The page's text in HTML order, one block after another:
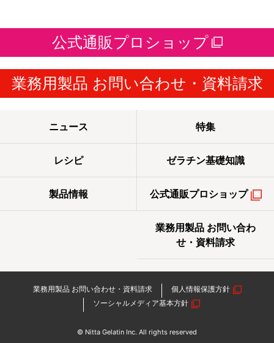
公式通販プロショップ
業務用製品 お問い合わせ・資料請求
ニュース 特集
レシピ ゼラチン基礎知識
製品情報 公式通販プロショップ
業務用製品 お問い合わ
せ・資料請求
業務用製品 お問い合わせ・資料請求
個人情報保護方針
ソーシャルメディア基本方針
© Nitta Gelatin Inc. All rights reserved